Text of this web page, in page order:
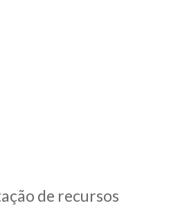
de recursos